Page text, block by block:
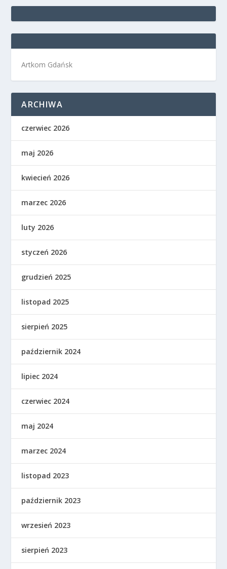
Artkom Gdańsk
ARCHIWA
czerwiec 2026
maj 2026
kwiecień 2026
marzec 2026
luty 2026
styczeń 2026
grudzień 2025
listopad 2025
sierpień 2025
październik 2024
lipiec 2024
czerwiec 2024
maj 2024
marzec 2024
listopad 2023
październik 2023
wrzesień 2023
sierpień 2023